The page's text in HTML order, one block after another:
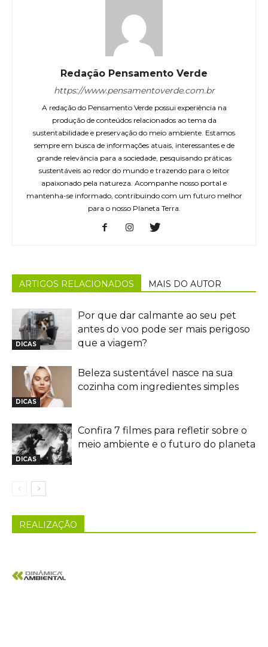
Redação Pensamento Verde
https://www.pensamentoverde.com.br
A redação do Pensamento Verde possui experiência na
produção de conteúdos relacionados ao tema da
sustentabilidade e preservação do meio ambiente. Estamos
sempre em busca de informações atuais, interessantes e de
grande relevância para a sociedade, pesquisando práticas
sustentáveis ao redor do mundo e trazendo para o leitor
apaixonado pela natureza. Acompanhe nosso portal e
mantenha-se informado, contribuindo com um futuro melhor
para o nosso Planeta Terra.
ARTIGOS RELACIONADOS MAIS DO AUTOR
DICAS
Por que dar calmante ao seu pet
antes do voo pode ser mais perigoso
que a viagem?
DICAS
Beleza sustentável nasce na sua
cozinha com ingredientes simples
DICAS
Confira 7 filmes para refletir sobre o
meio ambiente e o futuro do planeta
REALIZAÇÃO